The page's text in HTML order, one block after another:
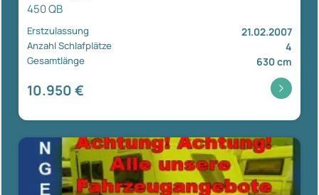
450 QB
Erstzulassung 21.02.2007
Anzahl Schlafplätze 4
Gesamtlänge 630 cm
10.950 €